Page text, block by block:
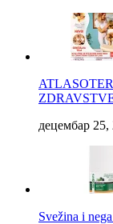
децембар 25,
Svežina i